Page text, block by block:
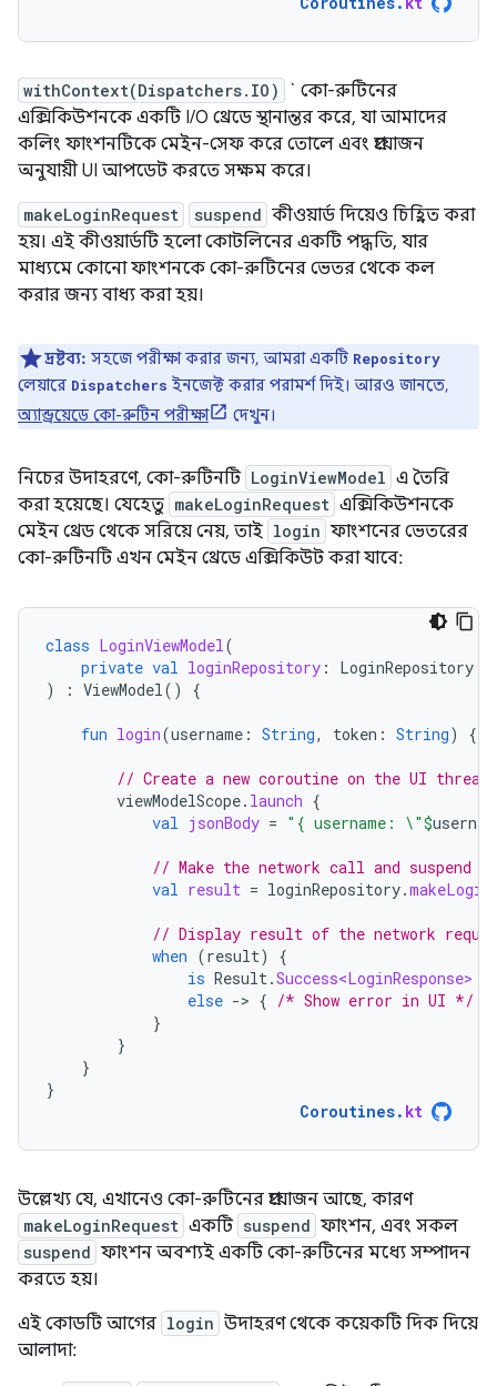
withContext(Dispatchers.IO)
` কো-রুটিনের
এক্সিকিউশনকে একটি I/O থ্রেডে স্থানান্তর করে, যা আমাদের
কলিং ফাংশনটিকে মেইন-সেফ করে তোলে এবং প্রয়োজন
অনুযায়ী UI আপডেট করতে সক্ষম করে।
makeLoginRequest suspend কীওয়ার্ড দিয়েও চিহ্নিত করা
হয়। এই কীওয়ার্ডটি হলো কোটলিনের একটি পদ্ধতি, যার
মাধ্যমে কোনো ফাংশনকে কো-রুটিনের ভেতর থেকে কল
করার জন্য বাধ্য করা হয়।
দ্রষ্টব্য: সহজে পরীক্ষা করার জন্য, আমরা একটি Repository
লেয়ারে Dispatchers ইনজেক্ট করার পরামর্শ দিই। আরও জানতে,
অ্যান্ড্রয়েডে কো-রুটিন পরীক্ষা
দেখুন।
নিচের উদাহরণে, কো-রুটিনটি LoginViewModel এ তৈরি
করা হয়েছে। যেহেতু makeLoginRequest এক্সিকিউশনকে
মেইন থ্রেড থেকে সরিয়ে নেয়, তাই login ফাংশনের ভেতরের
কো-রুটিনটি এখন মেইন থ্রেডে এক্সিকিউট করা যাবে:
class LoginViewModel(
private val loginRepository :
LoginRepository
)
: ViewModel() {
fun login(username : String, token : String) {
// Create a new coroutine on the UI thread
viewModelScope. launch {
val jsonBody = "{ username: \"$
// Make the network call and
val result = loginRepository.
// Display result of the network
when (result)
{
is Result.Success<LoginResponse>
else -> { /* Show error in UI */
}
}
}
}
Coroutines. kt
উল্লেখ্য যে, এখানেও কো-রুটিনের প্রয়োজন আছে, কারণ
makeLoginRequest একটি suspend ফাংশন, এবং সকল
suspend ফাংশন অবশ্যই একটি কো-রুটিনের মধ্যে সম্পাদন
করতে হয়।
এই কোডটি আগের login উদাহরণ থেকে কয়েকটি দিক দিয়ে
আলাদা: